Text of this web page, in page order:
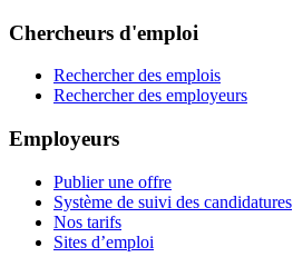
Chercheurs d'emploi
Rechercher des emplois
Rechercher des employeurs
Employeurs
Publier une offre
Système de suivi des candidatures
Nos tarifs
Sites d’emploi